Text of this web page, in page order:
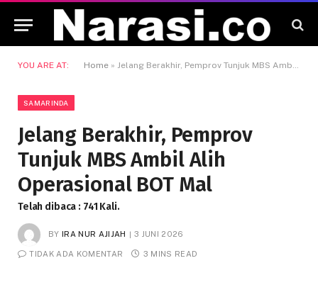
YOU ARE AT: Home » Jelang Berakhir, Pemprov Tunjuk MBS Ambil Alih Operasional BOT Mal
SAMARINDA
Jelang Berakhir, Pemprov
Tunjuk MBS Ambil Alih
Operasional BOT Mal
Telah dibaca : 741 Kali.
BY IRA NUR AJIJAH 3 JUNI 2026
TIDAK ADA KOMENTAR 3 MINS READ